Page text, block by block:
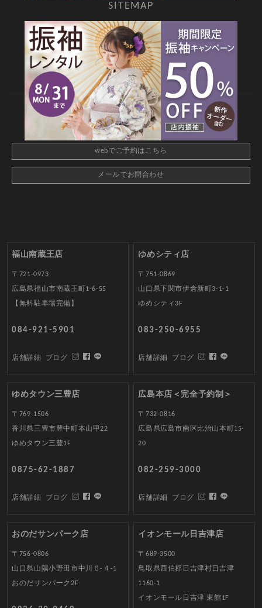
SITEMAP
TOP 新着情報
撮影メニュー
料金・商品
キャンペーン
衣装カタログ
店舗情報
よくあるご質問
web撮影予約
CONTACT
webでご予約はこちら
メールでお問合わせ
福山南蔵王店
〒721-0973
広島県福山市南蔵王町1-6-55
【無料駐車場完備】
084-921-5901
店舗詳細 ブログ
ゆめシティ店
〒751-0869
山口県下関市伊倉新町3-1-1
ゆめシティ3F
083-250-6955
店舗詳細 ブログ
ゆめタウン三豊店
〒769-1506
香川県三豊市豊中町本山甲22
ゆめタウン三豊1F
0875-62-1887
店舗詳細 ブログ
広島本店＜完全予約制＞
〒732-0816
広島県広島市南区比治山本町15-
20
082-259-3000
店舗詳細 ブログ
おのだサンパーク店
〒756-0806
山口県山陽小野田市中川６-４-1
おのだサンパーク2F
イオンモール日吉津店
〒689-3500
鳥取県西伯郡日吉津村日吉津
1160-1
イオンモール日吉津 東館1F